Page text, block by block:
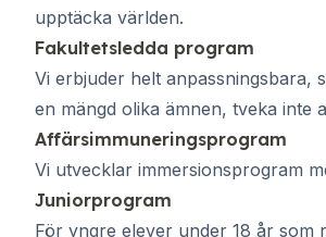
Spanska
Privatlektioner
Spanska
CSN
upptäcka världen.
Fakultetsledda program
Vi erbjuder helt anpassningsbara,
en mängd olika ämnen, tveka inte
Affärsimmuneringsprogram
Vi utvecklar immersionsprogram
Juniorprogram
För yngre elever under 18 år som